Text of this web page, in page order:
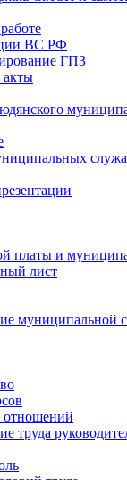
ВС РФ
ГПЗ
акты
платы и
лист
муниципальной
отношений
труда